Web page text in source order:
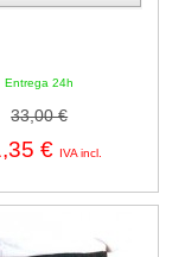
Entrega 24h
33,00 €
€ IVA incl.